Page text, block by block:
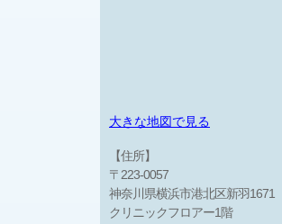
大きな地図で見る
【住所】
〒223-0057
神奈川県横浜市港北区新羽1671
クリニックフロアー1階